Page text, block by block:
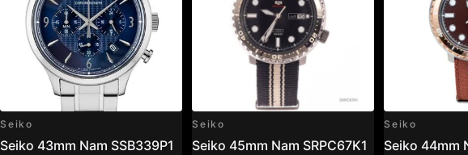
Seiko
Seiko 43mm Nam SSB339P1
Seiko
Seiko 45mm Nam SRPC67K1
Seiko
Seiko 44mm